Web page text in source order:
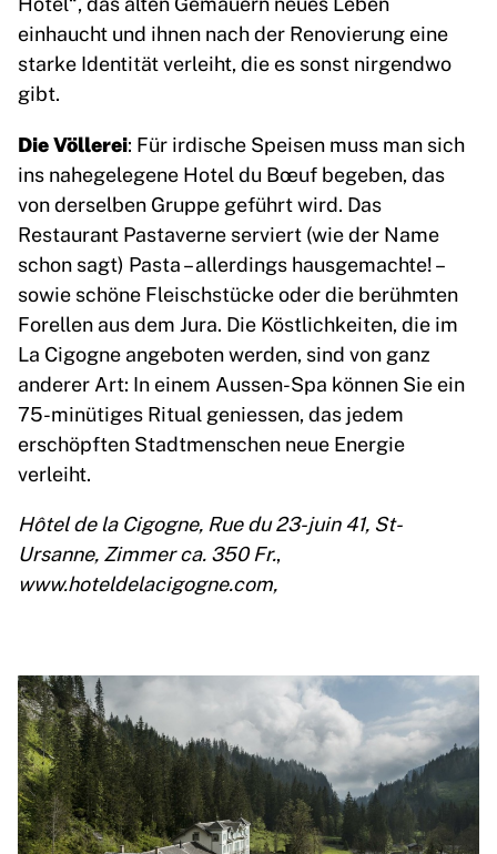
einhaucht und ihnen nach der Renovierung eine
starke Identität verleiht, die es sonst nirgendwo
gibt.
Die Völlerei: Für irdische Speisen muss man sich
ins nahegelegene Hotel du Bœuf begeben, das
von derselben Gruppe geführt wird. Das
Restaurant Pastaverne serviert (wie der Name
schon sagt) Pasta – allerdings hausgemachte! –
sowie schöne Fleischstücke oder die berühmten
Forellen aus dem Jura. Die Köstlichkeiten, die im
La Cigogne angeboten werden, sind von ganz
anderer Art: In einem Aussen-Spa können Sie ein
75-minütiges Ritual geniessen, das jedem
erschöpften Stadtmenschen neue Energie
verleiht.
Hôtel de la Cigogne, Rue du 23-juin 41, St-
Ursanne, Zimmer ca. 350 Fr.,
www.hoteldelacigogne.com,